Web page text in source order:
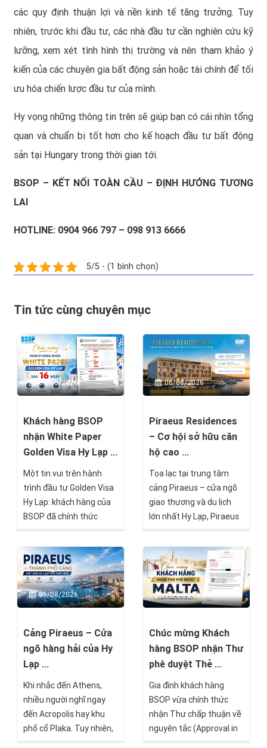
các quy định thuận lợi và nền kinh tế tăng trưởng. Tuy
nhiên, trước khi đầu tư, các nhà đầu tư cần nghiên cứu kỹ
lưỡng, xem xét tình hình thị trường và nên tham khảo ý
kiến của các chuyên gia bất động sản hoặc tài chính để tối
ưu hóa chiến lược đầu tư của mình.
Hy vọng những thông tin trên sẽ giúp bạn có cái nhìn tổng
quan và chuẩn bị tốt hơn cho kế hoạch đầu tư bất động
sản tại Hungary trong thời gian tới.
BSOP – KẾT NỐI TOÀN CẦU – ĐỊNH HƯỚNG TƯƠNG
LAI
HOTLINE: 0904 966 797 – 098 913 6666
5/5 - (1 bình chọn)
Tin tức cùng chuyên mục
08/08/2026
Khách hàng BSOP
nhận White Paper
Golden Visa Hy Lạp ...
Một tin vui trên hành
trình đầu tư Golden Visa
Hy Lạp: khách hàng của
BSOP đã chính thức
– Giấy xác nhận tạm thời
về hồ sơ cư trú – chỉ sau
16 ngày kể từ khi hồ sơ
được nộp tại Cơ quan Di
trú Hy Lạp.
06/08/2026
Piraeus Residences
– Cơ hội sở hữu căn
hộ cao ...
Tọa lạc tại trung tâm
cảng Piraeus – cửa ngõ
giao thương và du lịch
lớn nhất Hy Lạp, Piraeus
những dự án nổi bật
hướng đến nhóm nhà
đầu tư tìm kiếm giá trị
bền vững mà BSOP sẽ
chính thức mở bán trong
06/08/2026
Cảng Piraeus – Cửa
ngõ hàng hải của Hy
Lạp ...
Khi nhắc đến Athens,
nhiều người nghĩ ngay
đến Acropolis hay khu
phố cổ Plaka. Tuy nhiên,
31/07/2026
Chúc mừng Khách
hàng BSOP nhận Thư
phê duyệt Thẻ ...
Gia đình khách hàng
BSOP vừa chính thức
nhận Thư chấp thuận về
nguyên tắc (Approval in